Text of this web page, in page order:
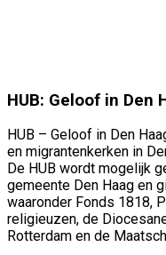
HUB: Geloof in Den
HUB – Geloof in Den
en migrantenkerken in
De HUB wordt mogelijk
gemeente Den Haag en
waaronder Fonds 1818,
religieuzen, de
Rotterdam en de